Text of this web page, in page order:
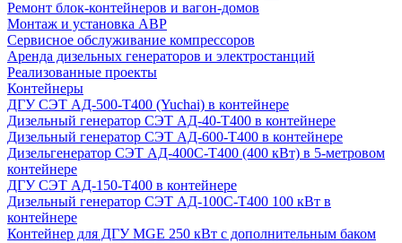
Ремонт блок-контейнеров и вагон-домов
Монтаж и установка АВР
Сервисное обслуживание компрессоров
Аренда дизельных генераторов и электростанций
Реализованные проекты
Контейнеры
ДГУ СЭТ АД-500-Т400 (Yuchai) в контейнере
Дизельный генератор СЭТ АД-40-Т400 в контейнере
Дизельный генератор СЭТ АД-600-Т400 в контейнере
Дизельгенератор СЭТ АД-400С-Т400 (400 кВт) в 5-метровом
контейнере
ДГУ СЭТ АД-150-Т400 в контейнере
Дизельный генератор СЭТ АД-100С-Т400 100 кВт в
контейнере
Контейнер для ДГУ MGE 250 кВт с дополнительным баком